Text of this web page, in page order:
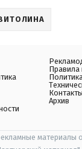
Правила
Контакты
Архив
материалы